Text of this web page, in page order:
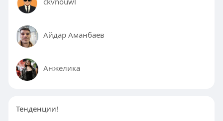
Айдар Аманбаев
Анжелика
Тенденции!